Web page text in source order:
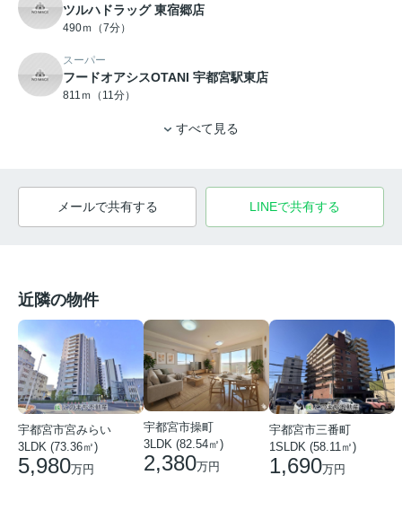
ツルハドラッグ 東宿郷店
490ｍ（7分）
スーパー
フードオアシスOTANI 宇都宮駅東店
811ｍ（11分）
すべて見る
メールで共有する LINEで共有する
近隣の物件
宇都宮市宮みらい
3LDK (73.36㎡)
5,980万円
宇都宮市操町
3LDK (82.54㎡)
2,380万円
宇都宮市三番町
1SLDK (58.11㎡)
1,690万円